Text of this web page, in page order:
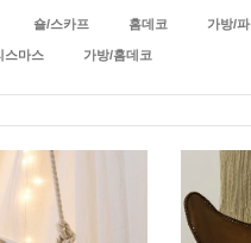
숄/스카프 홈데코 가방/
스마스 가방/홈데코